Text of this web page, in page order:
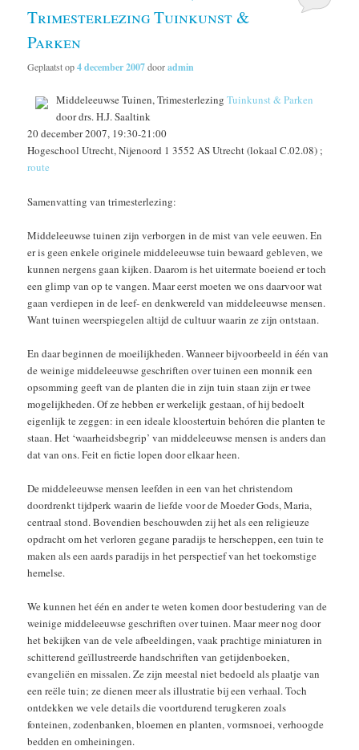
Trimesterlezing Tuinkunst &
Parken
Geplaatst op4 december 2007dooradmin
Middeleeuwse Tuinen, TrimesterlezingTuinkunst & Parken
door drs. H.J. Saaltink
20 december 2007, 19:30-21:00
Hogeschool Utrecht, Nijenoord 1 3552 AS Utrecht (lokaal C.02.08) ;
route
Samenvatting van trimesterlezing:
Middeleeuwse tuinen zijn verborgen in de mist van vele eeuwen. En
er is geen enkele originele middeleeuwse tuin bewaard gebleven, we
kunnen nergens gaan kijken. Daarom is het uitermate boeiend er toch
een glimp van op te vangen. Maar eerst moeten we ons daarvoor wat
gaan verdiepen in de leef- en denkwereld van middeleeuwse mensen.
Want tuinen weerspiegelen altijd de cultuur waarin ze zijn ontstaan.
En daar beginnen de moeilijkheden. Wanneer bijvoorbeeld in één van
de weinige middeleeuwse geschriften over tuinen een monnik een
opsomming geeft van de planten die in zijn tuin staan zijn er twee
mogelijkheden. Of ze hebben er werkelijk gestaan, of hij bedoelt
eigenlijk te zeggen: in een ideale kloostertuin behóren die planten te
staan. Het ‘waarheidsbegrip’ van middeleeuwse mensen is anders dan
dat van ons. Feit en fictie lopen door elkaar heen.
De middeleeuwse mensen leefden in een van het christendom
doordrenkt tijdperk waarin de liefde voor de Moeder Gods, Maria,
centraal stond. Bovendien beschouwden zij het als een religieuze
opdracht om het verloren gegane paradijs te herscheppen, een tuin te
maken als een aards paradijs in het perspectief van het toekomstige
hemelse.
We kunnen het één en ander te weten komen door bestudering van de
weinige middeleeuwse geschriften over tuinen. Maar meer nog door
het bekijken van de vele afbeeldingen, vaak prachtige miniaturen in
schitterend geïllustreerde handschriften van getijdenboeken,
evangeliën en missalen. Ze zijn meestal niet bedoeld als plaatje van
een reële tuin; ze dienen meer als illustratie bij een verhaal. Toch
ontdekken we vele details die voortdurend terugkeren zoals
fonteinen, zodenbanken, bloemen en planten, vormsnoei, verhoogde
bedden en omheiningen.